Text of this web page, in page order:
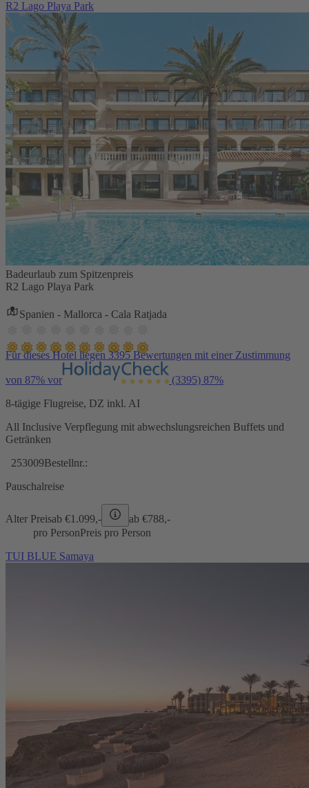
R2 Lago Playa Park
Badeurlaub zum Spitzenpreis
R2 Lago Playa Park
Spanien - Mallorca - Cala Ratjada
Für dieses Hotel liegen 3395 Bewertungen mit einer Zustimmung
von 87% vor (3395) 87%
8-tägige Flugreise, DZ inkl. AI
All Inclusive Verpflegung mit abwechslungsreichen Buffets und
Getränken
253009Bestellnr.:
Pauschalreise
Alter Preisab €1.099,- ab €788,-
pro PersonPreis pro Person
TUI BLUE Samaya